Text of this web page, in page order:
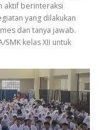
aktif berinteraksi
yang dilakukan
dan tanya jawab.
kelas XII untuk